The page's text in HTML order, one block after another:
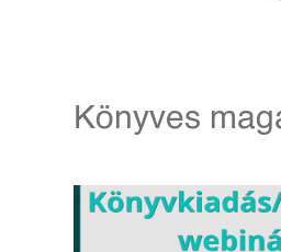
Könyves